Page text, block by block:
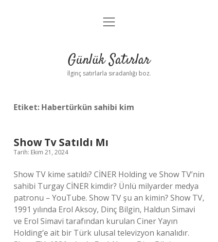
Anasayfa
Yasal Uyarı
menüyü
Günlük Satırlar
İlginç satırlarla sıradanlığı boz.
Etiket: Habertürkün sahibi kim
Show Tv Satıldı Mı
Tarih: Ekim 21, 2024
Show TV kime satıldı? CİNER Holding ve Show TV’nin
sahibi Turgay CİNER kimdir? Ünlü milyarder medya
patronu – YouTube. Show TV şu an kimin? Show TV,
1991 yılında Erol Aksoy, Dinç Bilgin, Haldun Simavi
ve Erol Simavi tarafından kurulan Ciner Yayın
Holding’e ait bir Türk ulusal televizyon kanalıdır.